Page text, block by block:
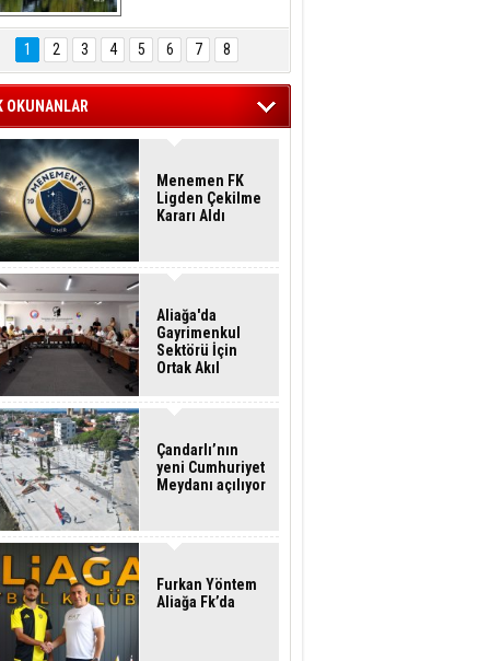
Hasan Eser'in
Objektifinden
1 2 3 4 5 6 7 8
OKUNANLAR
Menemen FK
Ligden Çekilme
Kararı Aldı
Aliağa'da
Gayrimenkul
Sektörü İçin
Ortak Akıl
Çandarlı’nın
yeni Cumhuriyet
Meydanı açılıyor
Furkan Yöntem
Aliağa Fk’da